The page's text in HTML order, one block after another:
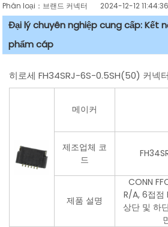
Phân loại：브랜드 커넥터 2024-12-12 11:44:36
Đại lý chuyên nghiệp cung cấp: Kết
phẩm cáp
히로세 FH34SRJ-6S-0.5SH(50) 커넥
메이커
제조업체 코
드
제품 설명
CONN
R/A, 6접점
상단 및 하